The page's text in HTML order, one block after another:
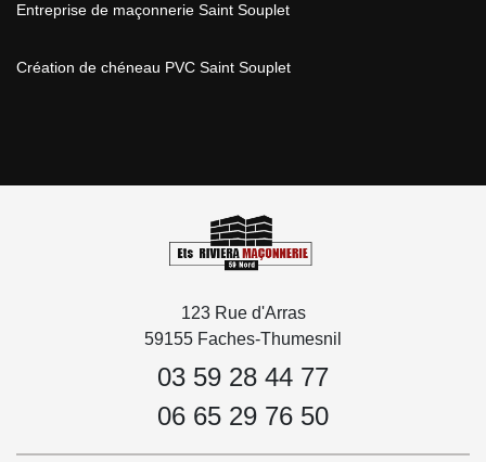
Entreprise de maçonnerie Saint Souplet
Création de chéneau PVC Saint Souplet
123 Rue d'Arras
59155 Faches-Thumesnil
03 59 28 44 77
06 65 29 76 50